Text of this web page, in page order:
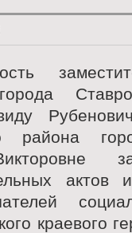
района
актов
краевого